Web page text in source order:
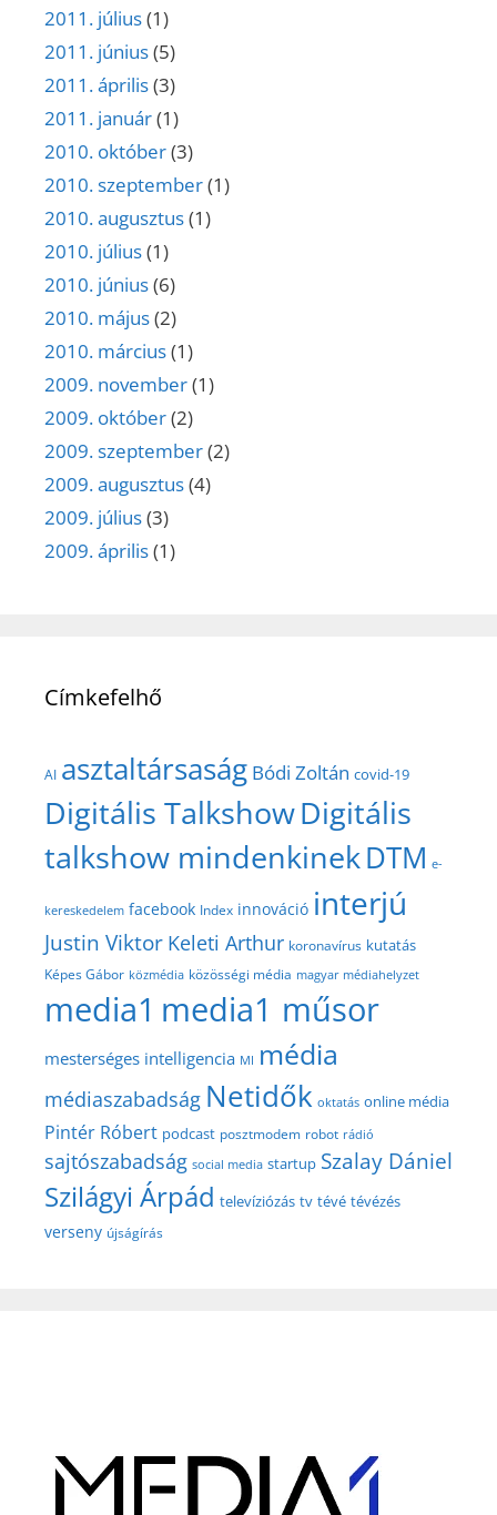
2011. július(1)
2011. június(5)
2011. április(3)
2011. január(1)
2010. október(3)
2010. szeptember(1)
2010. augusztus(1)
2010. július(1)
2010. június(6)
2010. május(2)
2010. március(1)
2009. november(1)
2009. október(2)
2009. szeptember(2)
2009. augusztus(4)
2009. július(3)
2009. április(1)
Címkefelhő
AI asztaltársaság Bódi Zoltán covid-19
Digitális TalkshowDigitális
talkshow mindenkinekDTM e-
kereskedelem facebook Index innováció interjú
Justin Viktor Keleti Arthur koronavírus kutatás
Képes Gábor közmédia közösségi média magyar médiahelyzet
media1 media1 műsor
mesterséges intelligencia MI média
médiaszabadság Netidők oktatás online média
Pintér Róbert podcast posztmodem robot rádió
sajtószabadság social media startup Szalay Dániel
Szilágyi Árpád televíziózás tv tévé tévézés
verseny újságírás